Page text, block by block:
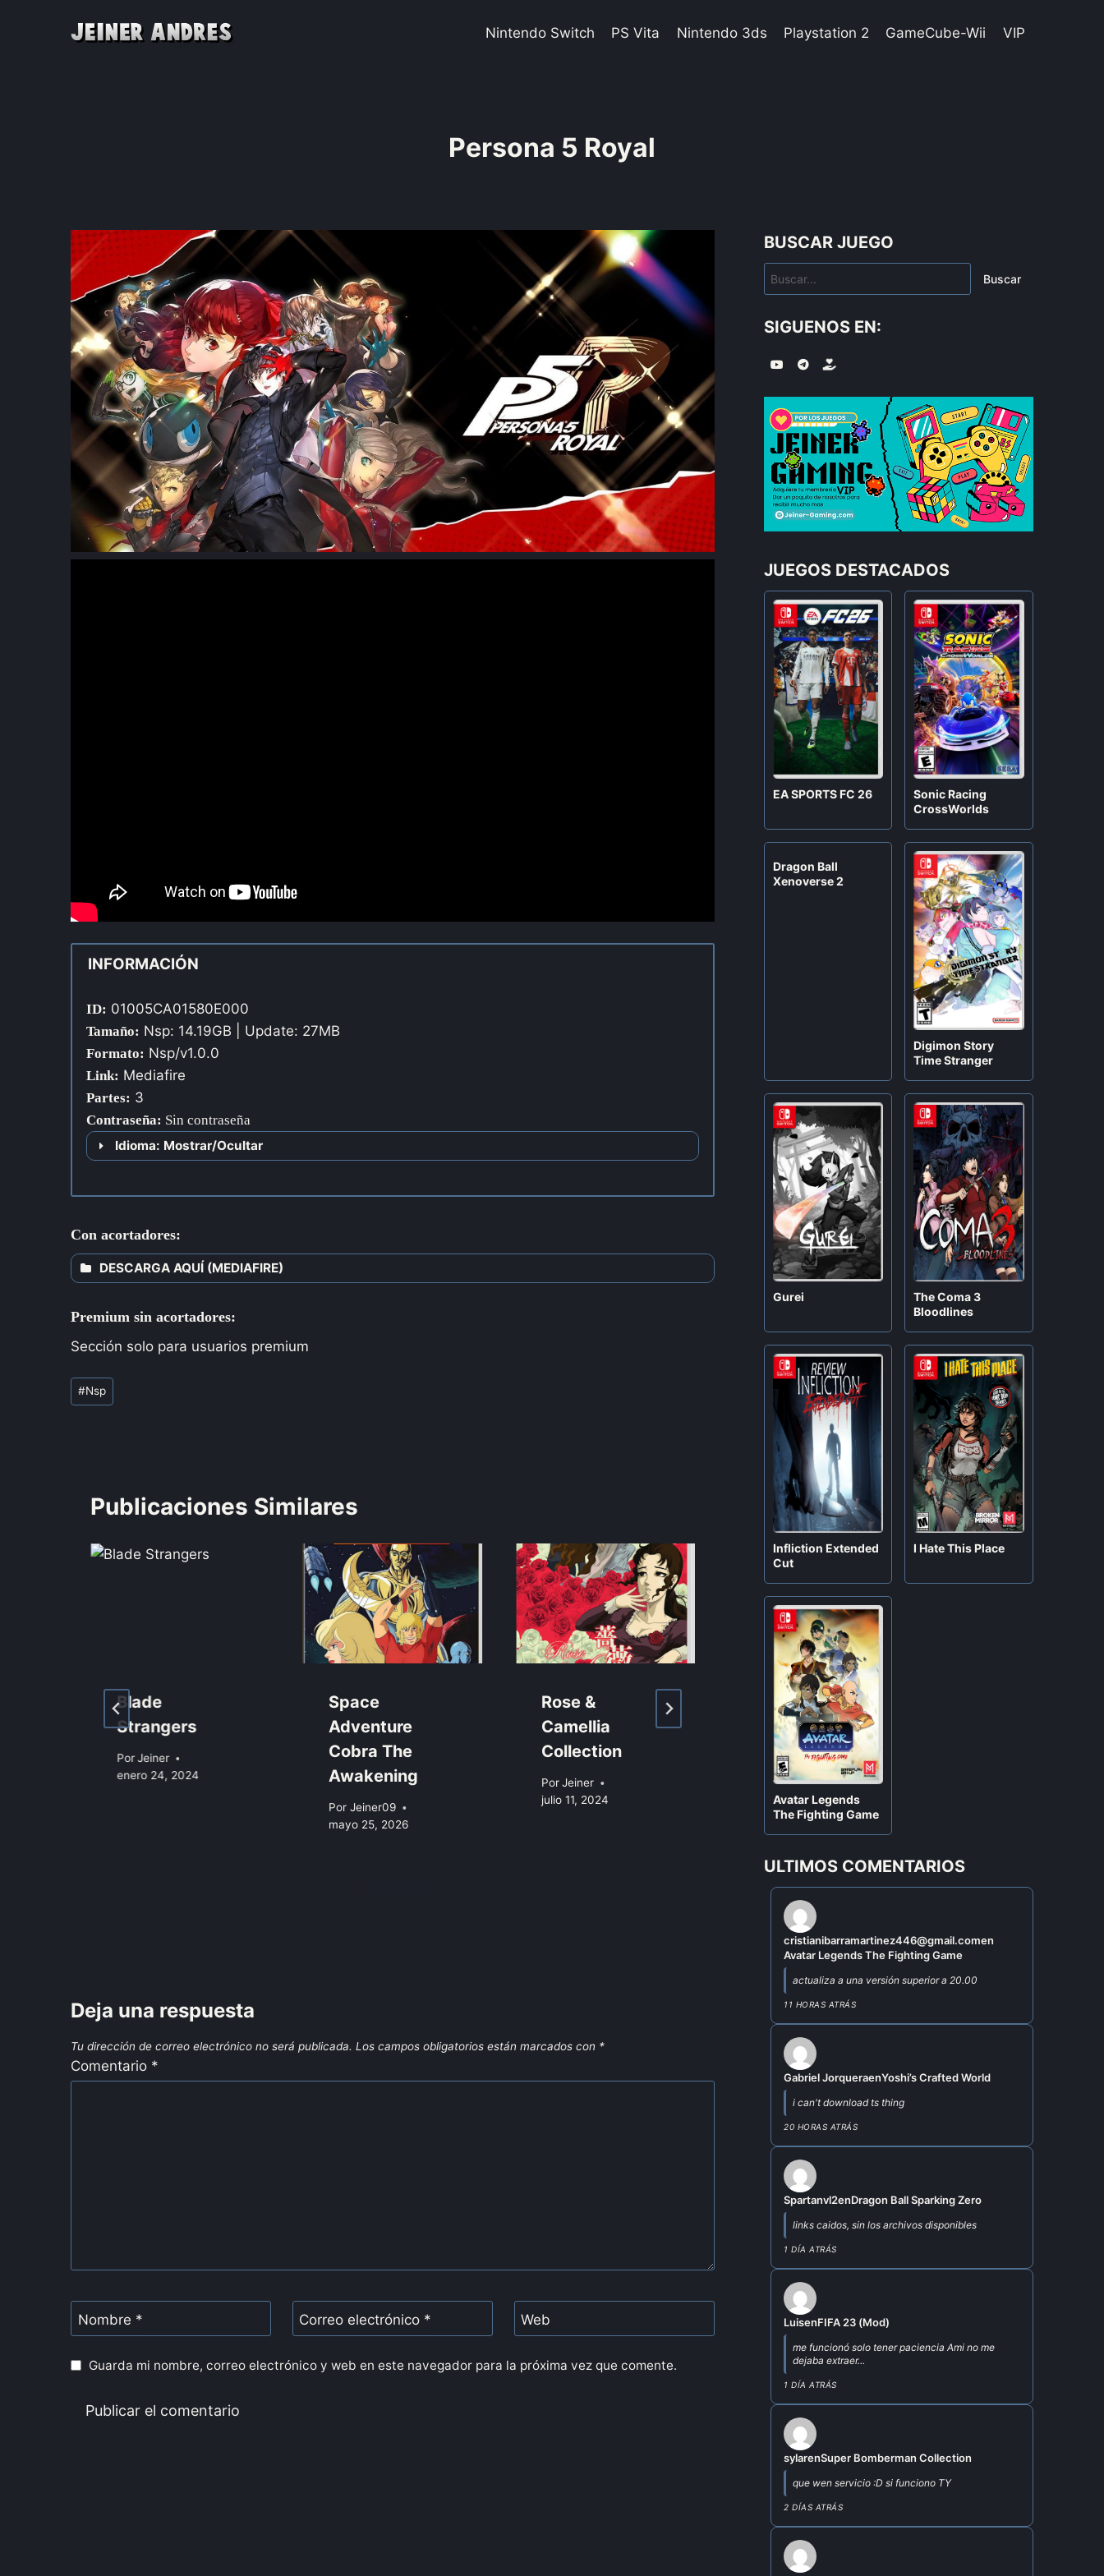
Nintendo Switch PS Vita Nintendo 3ds Playstation 2 GameCube-Wii VIP
Persona 5 Royal
INFORMACIÓN
ID: 01005CA01580E000
Tamaño: Nsp: 14.19GB | Update: 27MB
Formato: Nsp/v1.0.0
Link: Mediafire
Partes: 3
Contraseña: Sin contraseña
Idioma: Mostrar/Ocultar
Con acortadores:
DESCARGA AQUÍ (MEDIAFIRE)
Premium sin acortadores:
Sección solo para usuarios premium
#Nsp
Publicaciones Similares
Blade
Strangers
PorJeiner
enero 24, 2024
Space
Adventure
Cobra The
Awakening
Por Jeiner09
mayo 25, 2026
Rose &
Camellia
Collection
Por Jeiner
julio 11, 2024
Prince of Persia
The Lost Crown
Jeiner
enero 28, 2024
Deja una respuesta
Tu dirección de correo electrónico no será publicada. Los campos obligatorios están marcados con *
Comentario *
Nombre * Correo electrónico * Web
Guarda mi nombre, correo electrónico y web en este navegador para la próxima vez que comente.
BUSCAR JUEGO
Buscar
SIGUENOS EN:
JUEGOS DESTACADOS
EA SPORTS FC 26
Sonic Racing
CrossWorlds
Dragon Ball
Xenoverse 2
Digimon Story
Time Stranger
Gurei
The Coma 3
Bloodlines
Infliction Extended
Cut
I Hate This Place
Avatar Legends
The Fighting Game
ULTIMOS COMENTARIOS
cristianibarramartinez446@gmail.comen
Avatar Legends The Fighting Game
actualiza a una versión superior a 20.00
11 HORAS ATRÁS
Gabriel JorqueraenYoshi’s Crafted World
i can't download ts thing
20 HORAS ATRÁS
Spartanvl2enDragon Ball Sparking Zero
links caidos, sin los archivos disponibles
1 DÍA ATRÁS
LuisenFIFA 23 (Mod)
me funcionó solo tener paciencia Ami no me
dejaba extraer...
1 DÍA ATRÁS
sylarenSuper Bomberman Collection
que wen servicio :D si funciono TY
2 DÍAS ATRÁS